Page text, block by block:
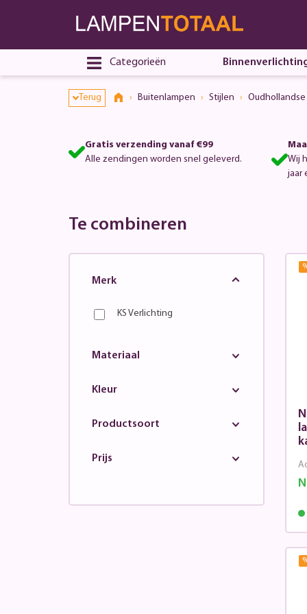
Categorieën
Terug Buitenlampen Stijlen
Gratis verzending vanaf €99
Alle zendingen worden snel geleverd.
Wij
jaar
Te combineren
Merk
KS Verlichting
Materiaal
Kleur
Productsoort
Prijs